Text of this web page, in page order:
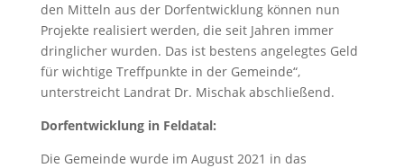
den Mitteln aus der Dorfentwicklung können nun
Projekte realisiert werden, die seit Jahren immer
dringlicher wurden. Das ist bestens angelegtes Geld
für wichtige Treffpunkte in der Gemeinde“,
unterstreicht Landrat Dr. Mischak abschließend.
Dorfentwicklung in Feldatal:
Die Gemeinde wurde im August 2021 in das